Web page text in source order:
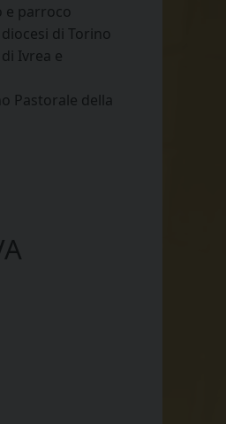
e parroco
di Torino
Ivrea e
Pastorale della